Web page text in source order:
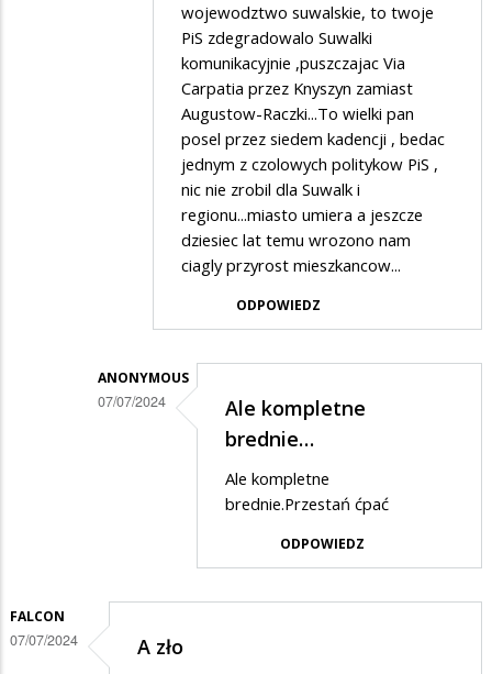
wojewodztwo suwalskie, to twoje
PiS zdegradowalo Suwalki
komunikacyjnie ,puszczajac Via
Carpatia przez Knyszyn zamiast
Augustow-Raczki...To wielki pan
posel przez siedem kadencji , bedac
jednym z czolowych politykow PiS ,
nic nie zrobil dla Suwalk i
regionu...miasto umiera a jeszcze
dziesiec lat temu wrozono nam
ciagly przyrost mieszkancow...
ODPOWIEDZ
ANONYMOUS
07/07/2024
odpowiedzi
Zadzwon
Ale kompletne
brednie…
Ale kompletne
brednie.Przestań ćpać
ODPOWIEDZ
FALCON
07/07/2024 A zło